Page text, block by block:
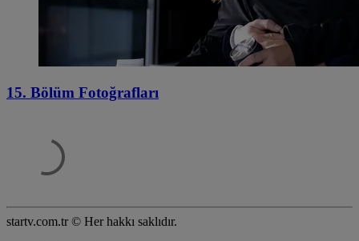
15. Bölüm Fotoğrafları
startv.com.tr © Her hakkı saklıdır.